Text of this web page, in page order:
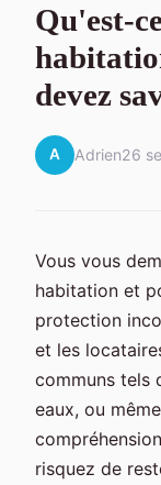
Qu'est-
devez
A Adrien26
Vous vous
habitation et
protection
et les
communs tels
eaux, ou
risquez de